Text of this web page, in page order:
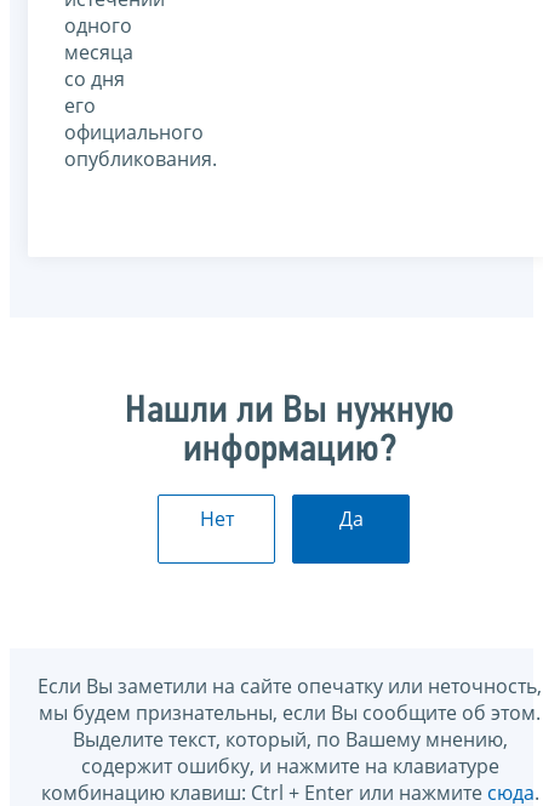
одного
месяца
со дня
его
официального
опубликования.
Нашли ли Вы нужную
информацию?
Нет Да
Если Вы заметили на сайте опечатку или неточность,
мы будем признательны, если Вы сообщите об этом.
Выделите текст, который, по Вашему мнению,
содержит ошибку, и нажмите на клавиатуре
комбинацию клавиш: Ctrl + Enter или нажмите сюда.